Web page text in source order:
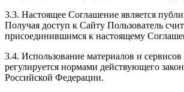
3.3. Настоящее Соглашение является
Получая доступ к Сайту Пользователь
присоединившимся к настоящему
3.4. Использование материалов и сервисов
регулируется нормами действующего
Российской Федерации.